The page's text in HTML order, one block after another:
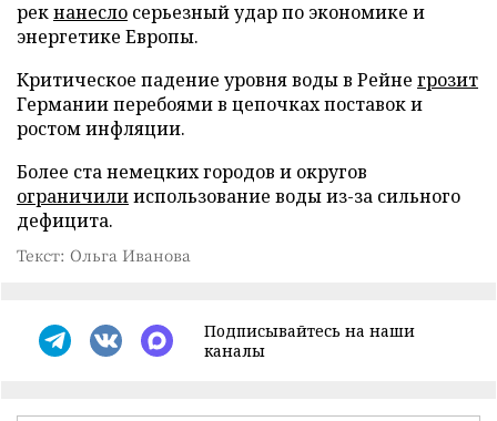
рекнанесло серьезный удар по экономике и
энергетике Европы.
Критическое падение уровня воды в Рейне грозит
Германии перебоями в цепочках поставок и
ростом инфляции.
Более ста немецких городов и округов
ограничилииспользование воды из-за сильного
дефицита.
Текст: Ольга Иванова
Подписывайтесь на наши
каналы